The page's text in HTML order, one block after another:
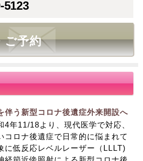
5123
ご予約
伴う新型コロナ後遺症外来開設へ
4年11/18より、現代医学で対応、
コロナ後遺症で日常的に悩まれて
に低反応レベルレーザー（LLLT)